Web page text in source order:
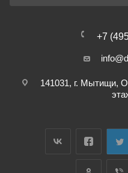
+7
141031, г. Мытищи,